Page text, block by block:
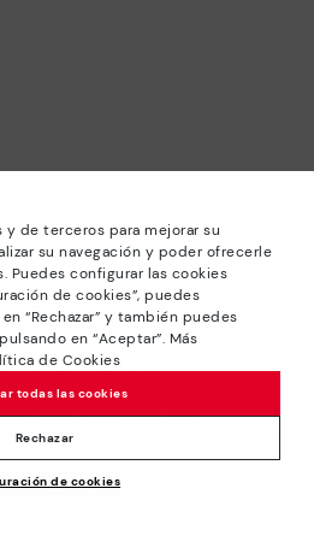
de terceros para mejorar su
su navegación y poder ofrecerle
Puedes configurar las cookies
de cookies”, puedes
“Rechazar” y también puedes
en “Aceptar”. Más
de Cookies
de cookies
Rechazar
todas las cookies
CARRINHO
-40% em modelos selecionados.
a outras ofertas e descontos
de 24/08/2026. Válido na loja
e nas lojas Pikolinos.
Outlet. Promoção não
e descontos especiais.
Até às 23h59 CEST
Paris) de 31/08/2026.